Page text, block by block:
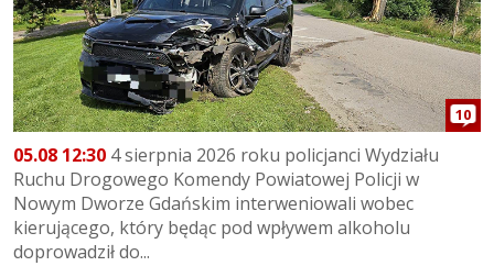
10
05.08 12:30 4 sierpnia 2026 roku policjanci Wydziału
Ruchu Drogowego Komendy Powiatowej Policji w
Nowym Dworze Gdańskim interweniowali wobec
kierującego, który będąc pod wpływem alkoholu
doprowadził do...